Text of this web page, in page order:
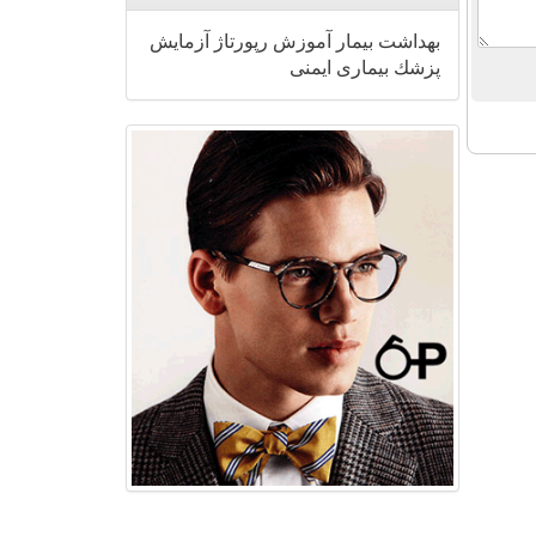
بهداشت بیمار آموزش رپورتاژ
آزمایش
پزشك بیماری ایمنی